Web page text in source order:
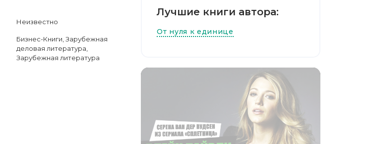
Неизвестно
Бизнес-Книги Зарубежная
деловая литература
Зарубежная литература
Лучшие книги автора:
От нуля к единице